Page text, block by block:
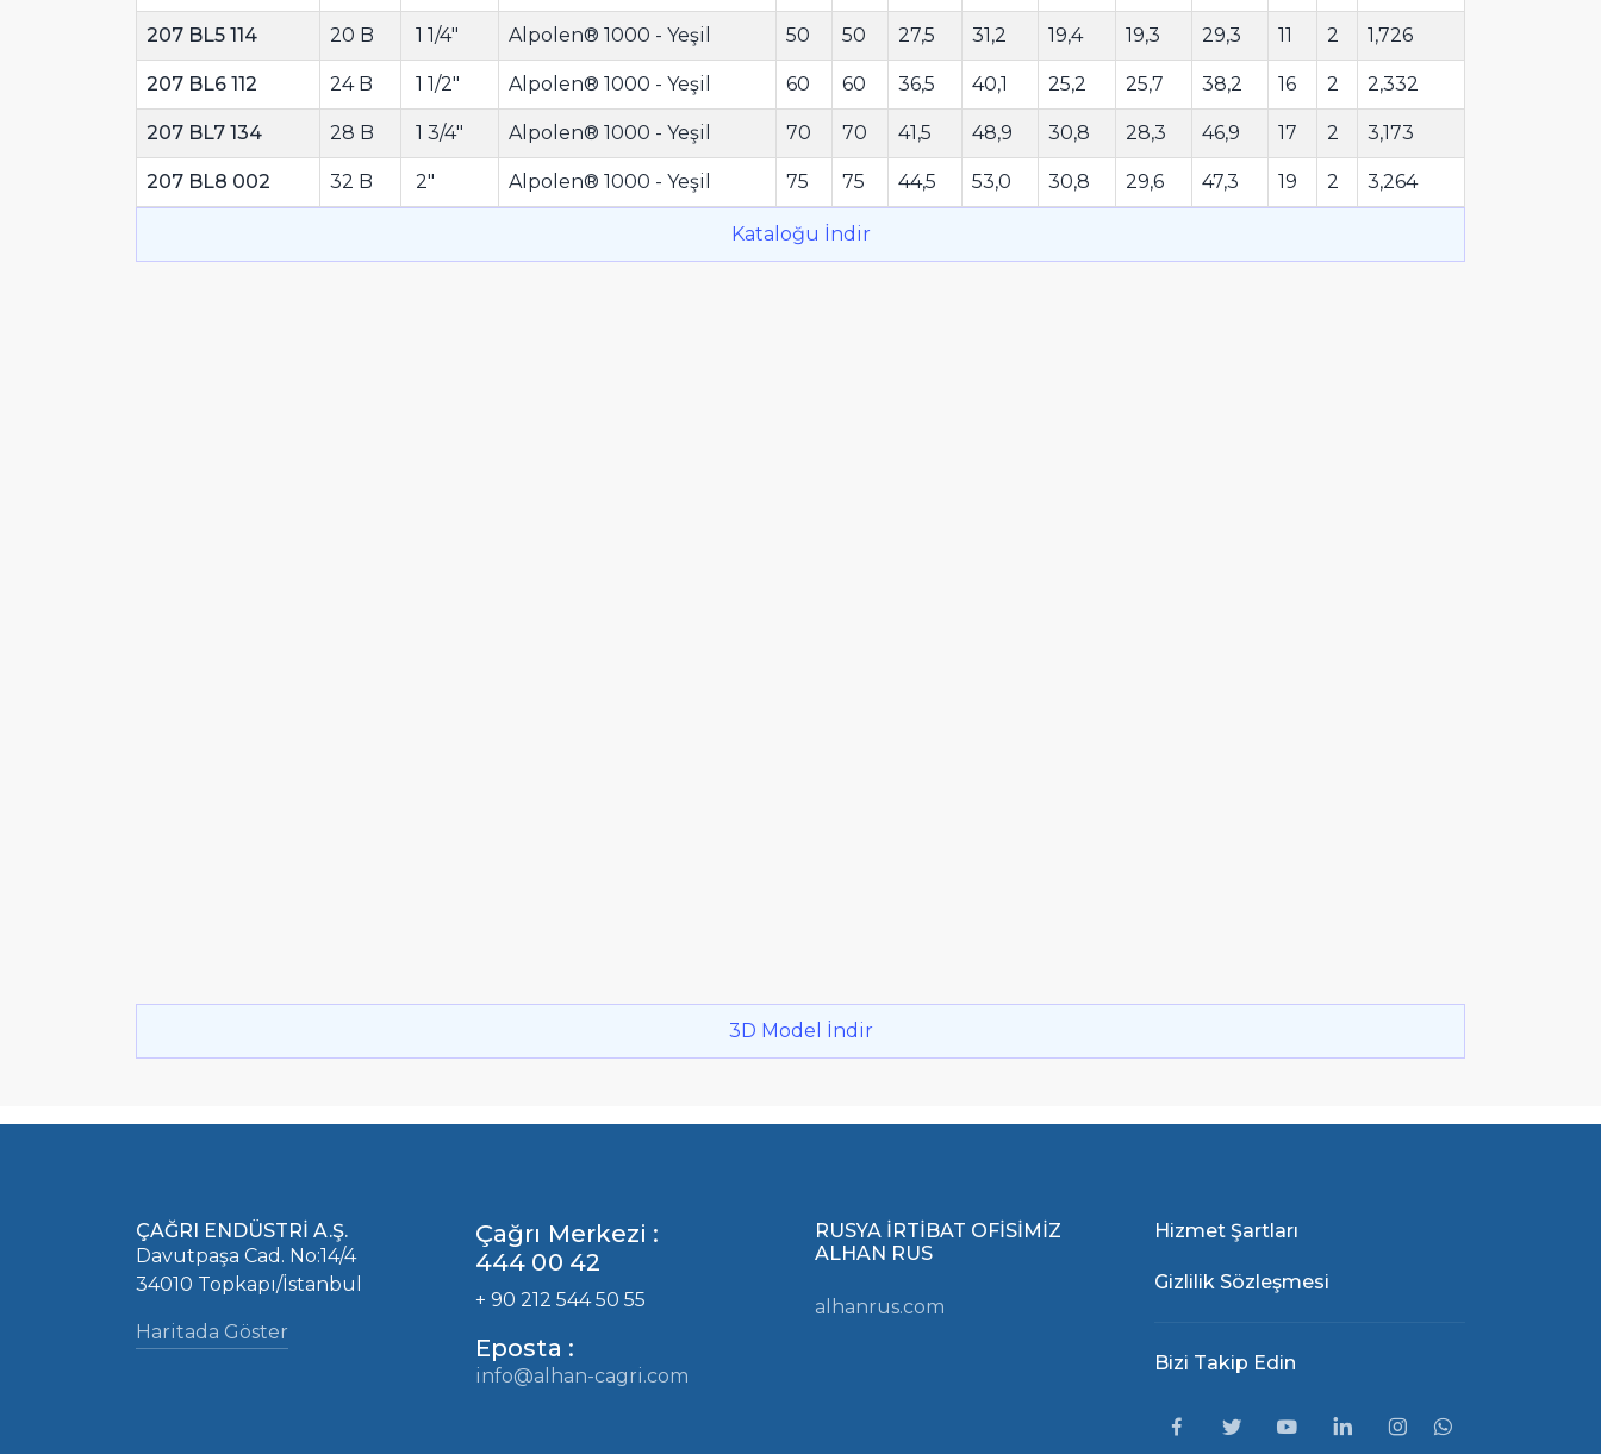
207 BL5 114 20 B 1 1/4" Alpolen® 1000 - Yeşil 50 50 27,5 31,2 19,4 19,3 29,3 11 2 1,726
207 BL6 112 24 B 1 1/2" Alpolen® 1000 - Yeşil 60 60 36,5 40,1 25,2 25,7 38,2 16 2 2,332
207 BL7 134 28 B 1 3/4" Alpolen® 1000 - Yeşil 70 70 41,5 48,9 30,8 28,3 46,9 17 2 3,173
207 BL8 002 32 B 2" Alpolen® 1000 - Yeşil 75 75 44,5 53,0 30,8 29,6 47,3 19 2 3,264
Kataloğu İndir
3D Model İndir
ÇAĞRI ENDÜSTRİ A.Ş.
Davutpaşa Cad. No:14/4
34010 Topkapı/İstanbul
Haritada Göster
Çağrı Merkezi :
444 00 42
+ 90 212 544 50 55
Eposta :
info@alhan-cagri.com
RUSYA İRTİBAT OFİSİMİZ
ALHAN RUS
alhanrus.com
Hizmet Şartları
Gizlilik Sözleşmesi
Bizi Takip Edin